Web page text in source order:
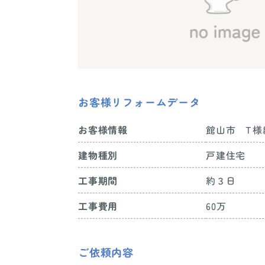
お客様リフォームデータ
お客様情報 館山市 T様
建物種別
戸建住宅
工事期間
約３日
工事費用 60万
ご依頼内容